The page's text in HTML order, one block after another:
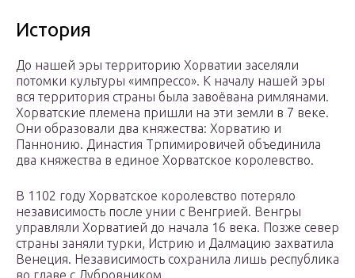
История
До нашей эры территорию Хорватии заселяли
потомки культуры «импрессо». К началу нашей эры
вся территория страны была завоёвана римлянами.
Хорватские племена пришли на эти земли в 7 веке.
Они образовали два княжества: Хорватию и
Паннонию. Династия Трпимировичей объединила
два княжества в единое Хорватское королевство.
В 1102 году Хорватское королевство потеряло
независимость после унии с Венгрией. Венгры
управляли Хорватией до начала 16 века. Позже север
страны заняли турки, Истрию и Далмацию захватила
Венеция. Независимость сохранила лишь республика
во главе с Дубровником.